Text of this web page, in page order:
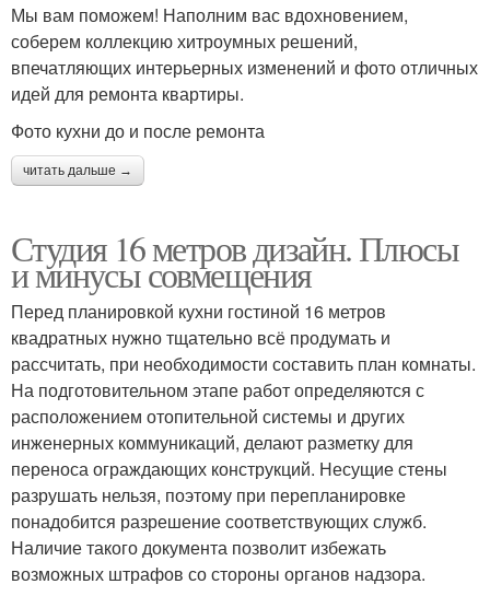
Мы вам поможем! Наполним вас вдохновением,
соберем коллекцию хитроумных решений,
впечатляющих интерьерных изменений и фото отличных
идей для ремонта квартиры.
Фото кухни до и после ремонта
читать дальше →
Студия 16 метров дизайн. Плюсы
и минусы совмещения
Перед планировкой кухни гостиной 16 метров
квадратных нужно тщательно всё продумать и
рассчитать, при необходимости составить план комнаты.
На подготовительном этапе работ определяются с
расположением отопительной системы и других
инженерных коммуникаций, делают разметку для
переноса ограждающих конструкций. Несущие стены
разрушать нельзя, поэтому при перепланировке
понадобится разрешение соответствующих служб.
Наличие такого документа позволит избежать
возможных штрафов со стороны органов надзора.